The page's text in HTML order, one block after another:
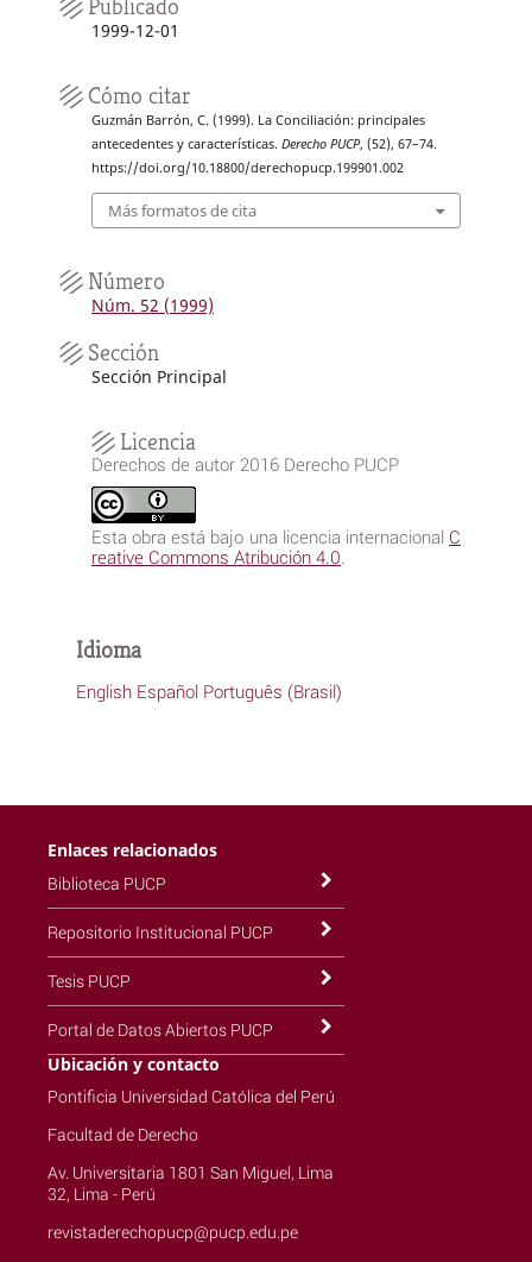
Publicado
1999-12-01
Cómo citar
Guzmán Barrón, C. (1999). La Conciliación: principales
antecedentes y características. Derecho PUCP, (52), 67–74.
https://doi.org/10.18800/derechopucp.199901.002
Más formatos de cita
Número
Núm. 52 (1999)
Sección
Sección Principal
Licencia
Derechos de autor 2016 Derecho PUCP
Esta obra está bajo una licencia internacional C
reative Commons Atribución 4.0
Idioma
English Español Português (Brasil)
Enlaces relacionados
Biblioteca PUCP
Repositorio Institucional PUCP
Tesis PUCP
Portal de Datos Abiertos PUCP
Ubicación y contacto
Pontificia Universidad Católica del Perú
Facultad de Derecho
Av. Universitaria 1801 San Miguel, Lima
32, Lima - Perú
revistaderechopucp@pucp.edu.pe